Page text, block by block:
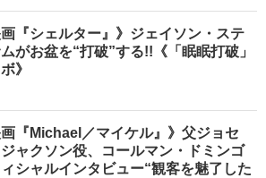
画『シェルター』》ジェイソン・ステ
がお盆を“打破”する!!《「眠眠打破」
》
画『Michael／マイケル』》父ジョセ
ャクソン役、コールマン・ドミンゴ
シャルインタビュー“観客を魅了した